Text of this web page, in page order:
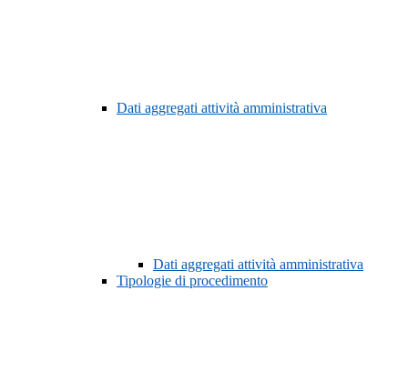
Dati aggregati attività amministrativa
Dati aggregati attività amministrativa
Tipologie di procedimento